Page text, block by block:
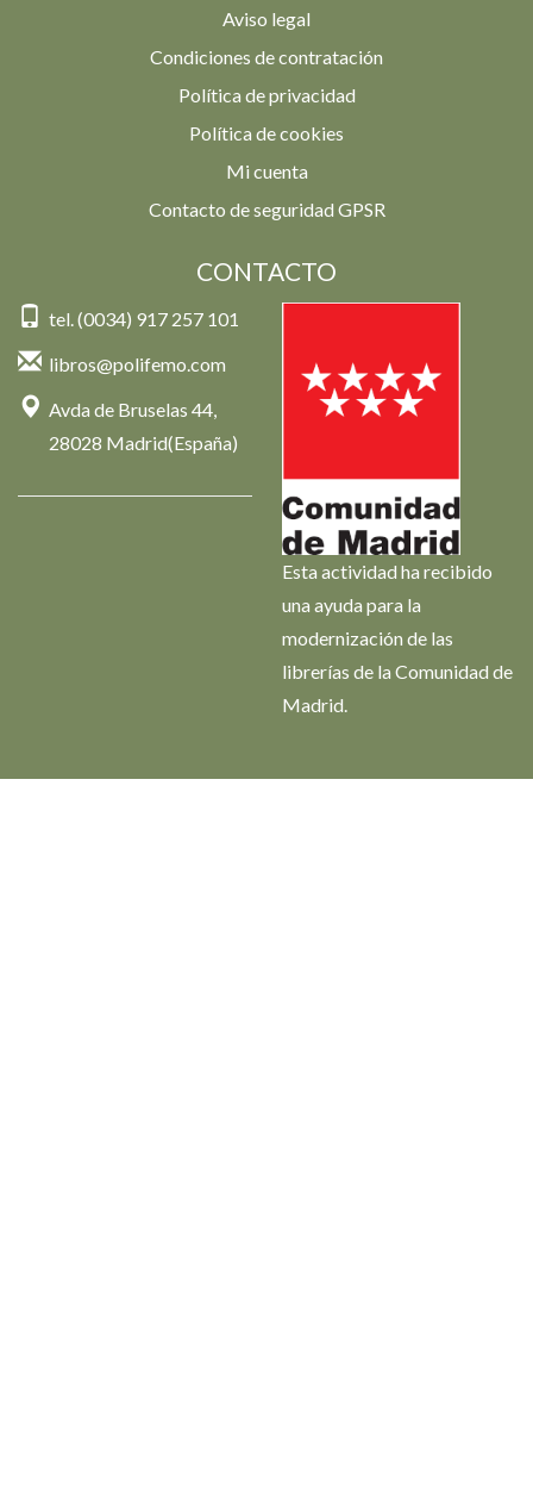
Aviso legal
Condiciones de contratación
Política de privacidad
Política de cookies
Mi cuenta
Contacto de seguridad GPSR
CONTACTO
tel. (0034) 917 257 101
libros@polifemo.com
Avda de Bruselas 44,
28028 Madrid(España)
Esta actividad ha recibido
una ayuda para la
modernización de las
librerías de la Comunidad de
Madrid.